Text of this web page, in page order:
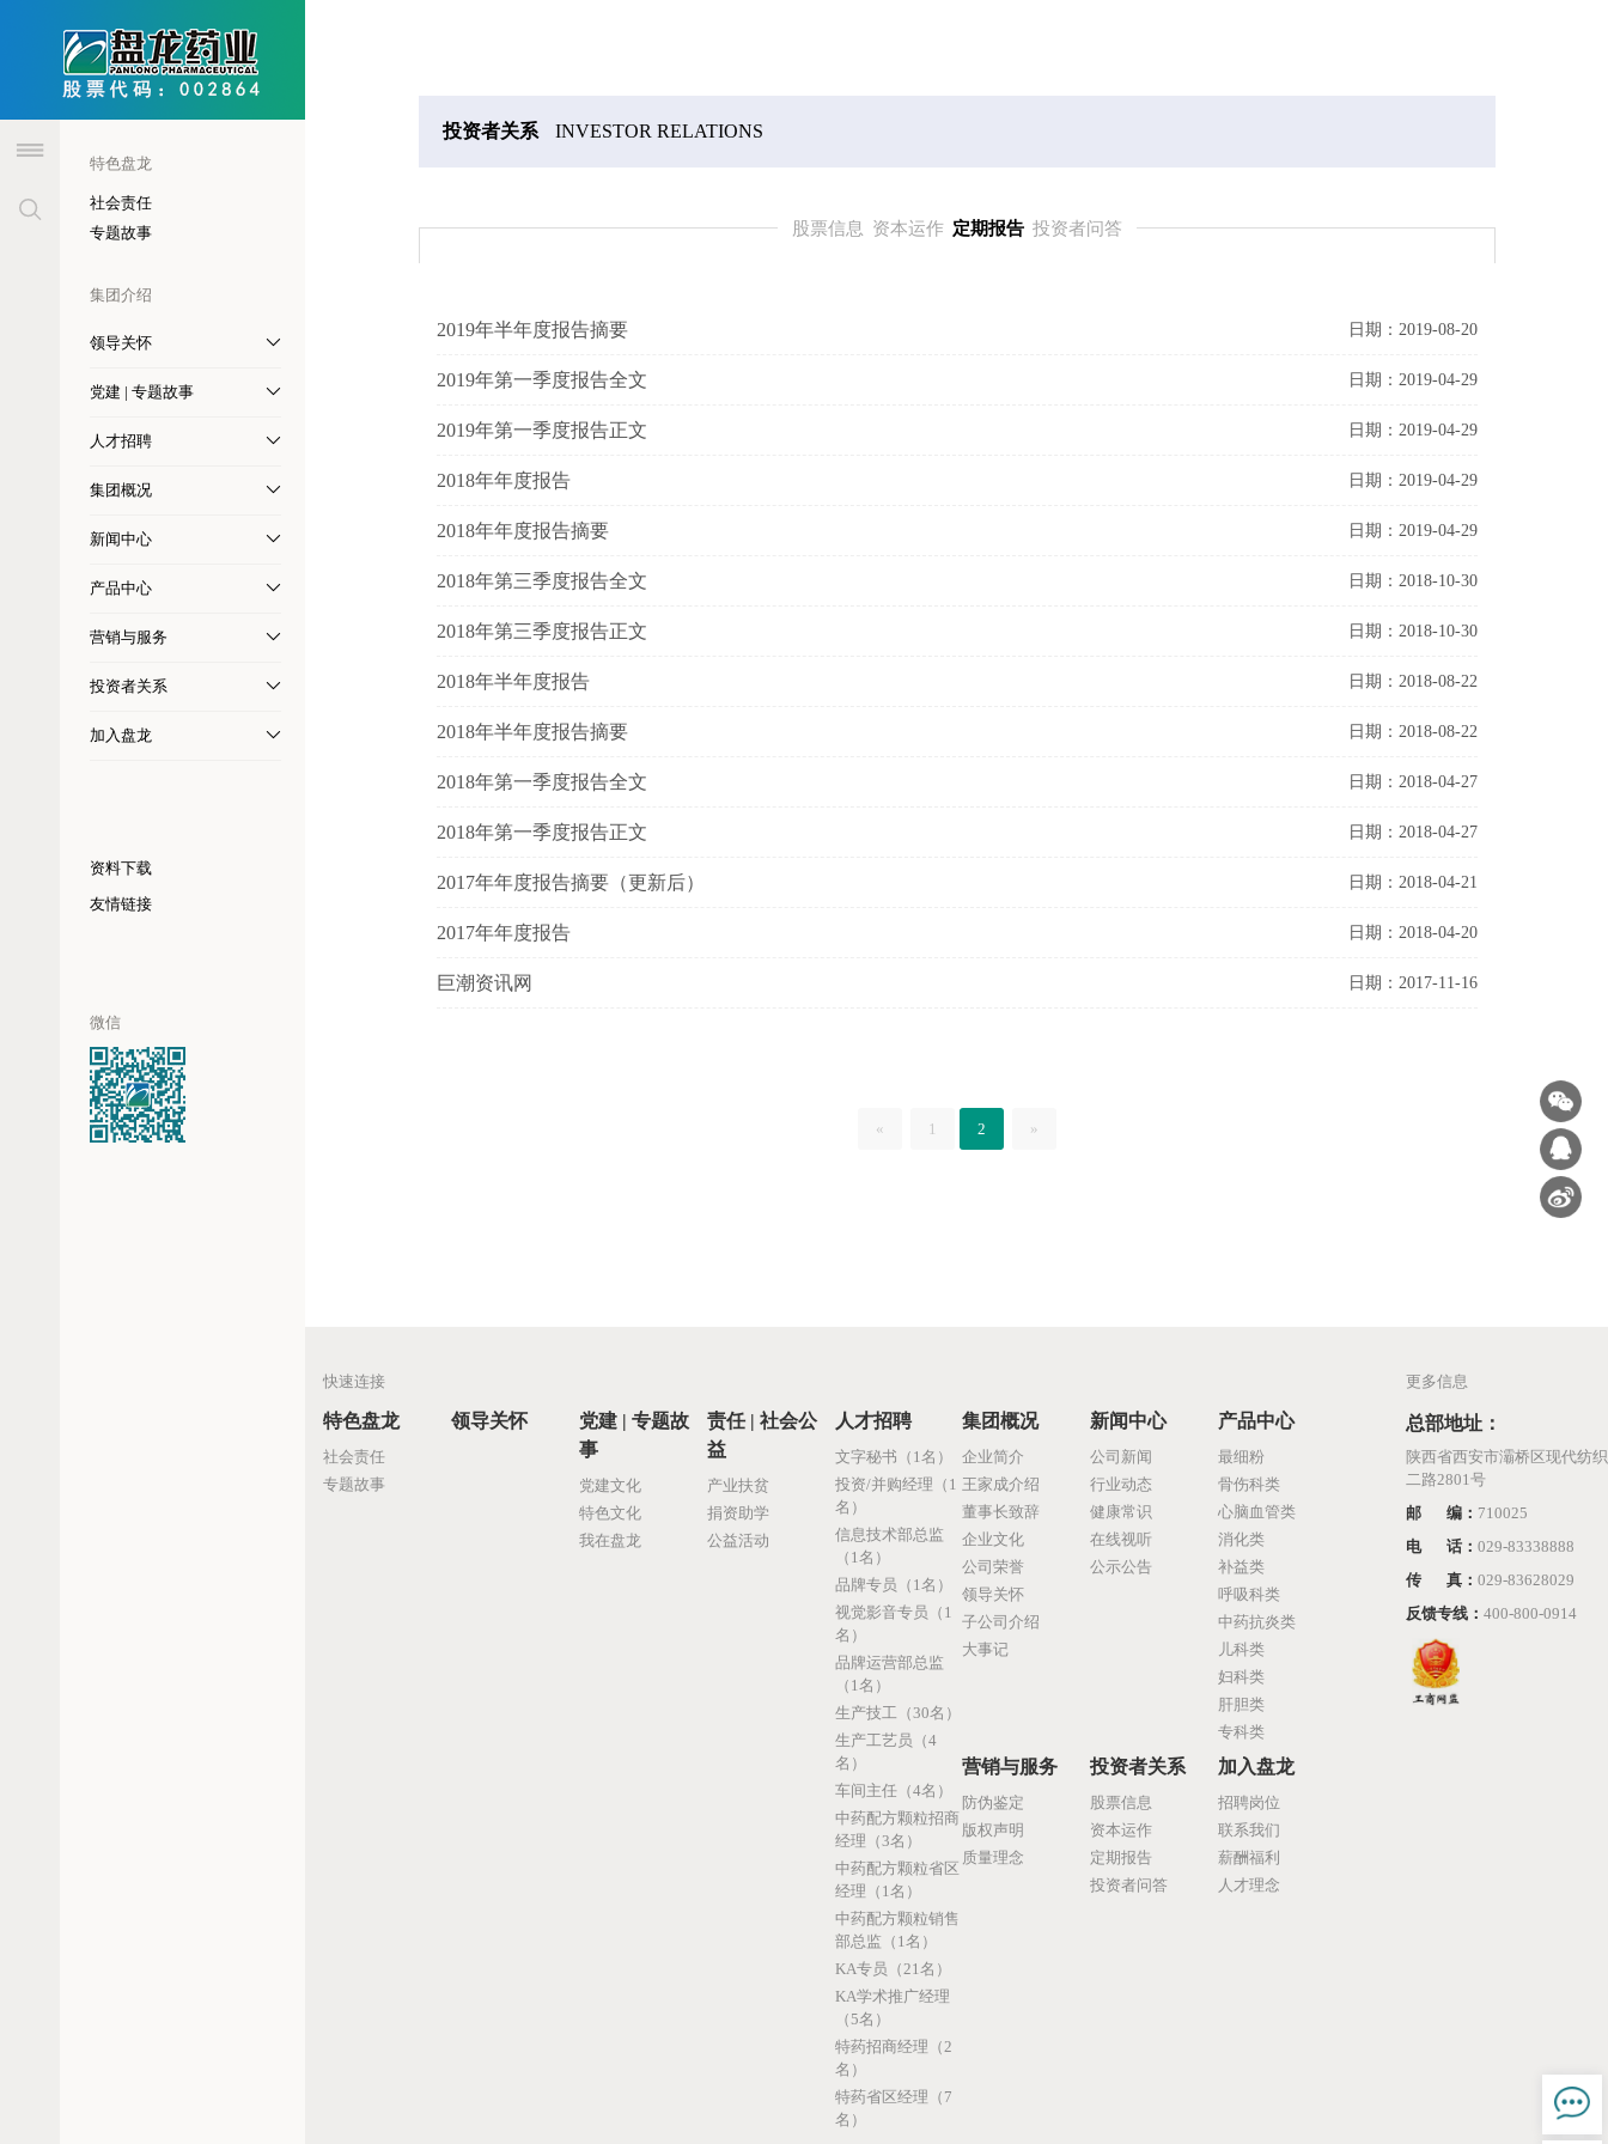
特色盘龙
社会责任
专题故事
集团介绍
领导关怀
党建 | 专题故事
人才招聘
集团概况
新闻中心
产品中心
营销与服务
投资者关系
加入盘龙
资料下载
友情链接
微信
投资者关系 INVESTOR RELATIONS
股票信息 资本运作 定期报告 投资者问答
日期：2019-08-20
2019年半年度报告摘要
日期：2019-04-29
2019年第一季度报告全文
日期：2019-04-29
2019年第一季度报告正文
日期：2019-04-29
2018年年度报告
日期：2019-04-29
2018年年度报告摘要
日期：2018-10-30
2018年第三季度报告全文
日期：2018-10-30
2018年第三季度报告正文
日期：2018-08-22
2018年半年度报告
日期：2018-08-22
2018年半年度报告摘要
日期：2018-04-27
2018年第一季度报告全文
日期：2018-04-27
2018年第一季度报告正文
日期：2018-04-21
2017年年度报告摘要（更新后）
日期：2018-04-20
2017年年度报告
日期：2017-11-16
巨潮资讯网
« 1 2 »
快速连接
特色盘龙
社会责任
专题故事
领导关怀
党建 | 专题故
事
党建文化
特色文化
我在盘龙
责任 | 社会公
益
产业扶贫
捐资助学
公益活动
人才招聘
文字秘书（1名）
投资/并购经理（1
名）
信息技术部总监
（1名）
品牌专员（1名）
视觉影音专员（1
名）
品牌运营部总监
（1名）
生产技工（30名）
生产工艺员（4
名）
车间主任（4名）
中药配方颗粒招商
经理（3名）
中药配方颗粒省区
经理（1名）
中药配方颗粒销售
部总监（1名）
KA专员（21名）
KA学术推广经理
（5名）
特药招商经理（2
名）
特药省区经理（7
名）
集团概况
企业简介
王家成介绍
董事长致辞
企业文化
公司荣誉
领导关怀
子公司介绍
大事记
新闻中心
公司新闻
行业动态
健康常识
在线视听
公示公告
产品中心
最细粉
骨伤科类
心脑血管类
消化类
补益类
呼吸科类
中药抗炎类
儿科类
妇科类
肝胆类
专科类
营销与服务
防伪鉴定
版权声明
质量理念
投资者关系
股票信息
资本运作
定期报告
投资者问答
加入盘龙
招聘岗位
联系我们
薪酬福利
人才理念
更多信息
总部地址：
陕西省西安市灞桥区现代纺
二路2801号
邮 编： 710025
电 话： 029-83338888
传 真： 029-83628029
反馈专线： 400-800-0914